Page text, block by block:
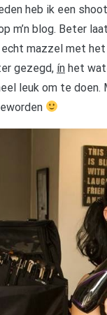
heb ik een
m’n blog. Beter
mazzel met
gezegd, ín het
leuk om te